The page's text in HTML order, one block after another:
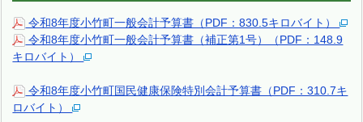
令和8年度小竹町一般会計予算書（PDF：830.5キロバイト）
令和8年度小竹町一般会計予算書（補正第1号）（PDF：148.9
キロバイト）
令和8年度小竹町国民健康保険特別会計予算書（PDF：310.7キ
ロバイト）